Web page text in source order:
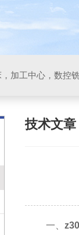
技术文章
一、